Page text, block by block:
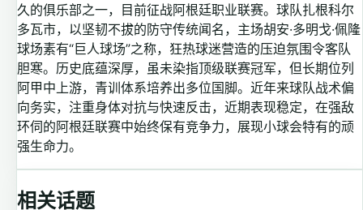
久的俱乐部之一，目前征战阿根廷职业联赛。球队扎根科尔
多瓦市，以坚韧不拔的防守传统闻名，主场胡安·多明戈·佩隆
球场素有“巨人球场”之称，狂热球迷营造的压迫氛围令客队
胆寒。历史底蕴深厚，虽未染指顶级联赛冠军，但长期位列
阿甲中上游，青训体系培养出多位国脚。近年来球队战术偏
向务实，注重身体对抗与快速反击，近期表现稳定，在强敌
环伺的阿根廷联赛中始终保有竞争力，展现小球会特有的顽
强生命力。
相关话题